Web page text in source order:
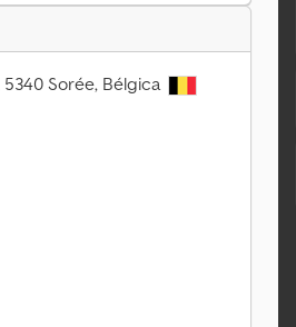
5340 Sorée, Bélgica